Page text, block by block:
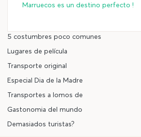
Marruecos es un destino perfecto !
5 costumbres poco comunes
Lugares de película
Transporte original
Especial Dia de la Madre
Transportes a lomos de
Gastonomia del mundo
Demasiados turistas?